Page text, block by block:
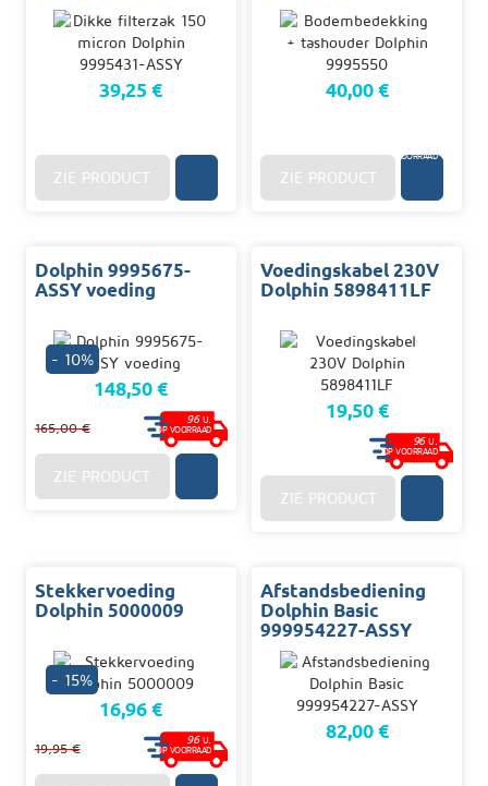
39,25 €
ZIE PRODUCT
40,00 €
VOORRAAD
ZIE PRODUCT
Dolphin 9995675-
ASSY voeding
- 10%
148,50 €
165,00 €
96 U.
OP VOORRAAD
ZIE PRODUCT
Voedingskabel 230V
Dolphin 5898411LF
19,50 €
96U.
OP VOORRAAD
ZIE PRODUCT
Stekkervoeding
Dolphin 5000009
- 15%
16,96 €
19,95 €
96 U.
OP VOORRAAD
Afstandsbediening
Dolphin Basic
999954227-ASSY
82,00 €